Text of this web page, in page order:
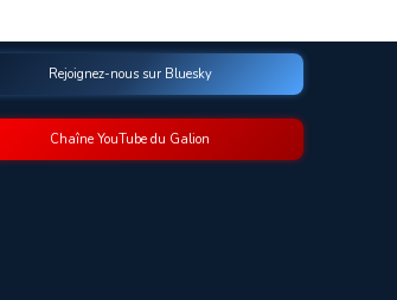
Rejoignez-nous sur Bluesky
Chaîne YouTube du Galion